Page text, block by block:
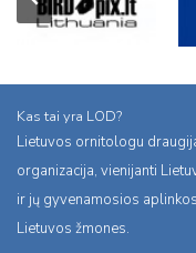
Kas tai yra LOD?
Lietuvos ornitologu
organizacija, vienijanti
ir jų gyvenamosios
Lietuvos žmones.